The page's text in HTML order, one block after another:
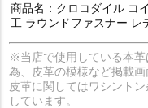
商品名：クロコダイル コ
工 ラウンドファスナー レ
※当店で使用している本
為、皮革の模様など掲載
皮革に関してはワシント
しています。